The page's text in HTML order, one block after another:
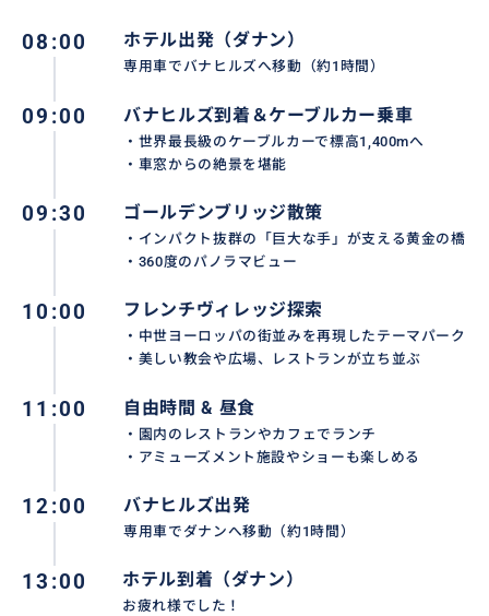
08:00 ホテル出発（ダナン）
専用車でバナヒルズへ移動（約1時間）
09:00 バナヒルズ到着＆ケーブルカー乗車
・世界最長級のケーブルカーで標高1,400mへ
・車窓からの絶景を堪能
09:30 ゴールデンブリッジ散策
・インパクト抜群の「巨大な手」が支える黄金の橋
・360度のパノラマビュー
10:00 フレンチヴィレッジ探索
・中世ヨーロッパの街並みを再現したテーマパーク
・美しい教会や広場、レストランが立ち並ぶ
11:00 自由時間 & 昼食
・園内のレストランやカフェでランチ
・アミューズメント施設やショーも楽しめる
12:00 バナヒルズ出発
専用車でダナンへ移動（約1時間）
13:00 ホテル到着（ダナン）
お疲れ様でした！